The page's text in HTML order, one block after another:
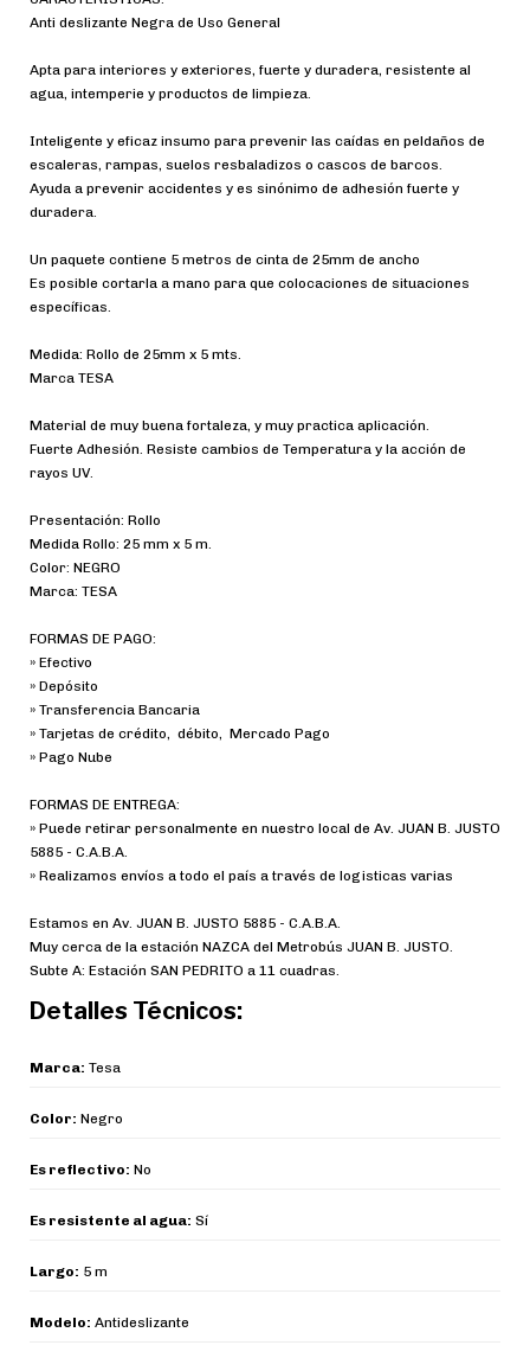
Anti deslizante Negra de Uso General
Apta para interiores y exteriores, fuerte y duradera, resistente al
agua, intemperie y productos de limpieza.
Inteligente y eficaz insumo para prevenir las caídas en peldaños de
escaleras, rampas, suelos resbaladizos o cascos de barcos.
Ayuda a prevenir accidentes y es sinónimo de adhesión fuerte y
duradera.
Un paquete contiene 5 metros de cinta de 25mm de ancho
Es posible cortarla a mano para que colocaciones de situaciones
específicas.
Medida: Rollo de 25mm x 5 mts.
Marca TESA
Material de muy buena fortaleza, y muy practica aplicación.
Fuerte Adhesión. Resiste cambios de Temperatura y la acción de
rayos UV.
Presentación: Rollo
Medida Rollo: 25 mm x 5 m.
Color: NEGRO
Marca: TESA
FORMAS DE PAGO:
» Efectivo
» Depósito
» Transferencia Bancaria
» Tarjetas de crédito, débito, Mercado Pago
» Pago Nube
FORMAS DE ENTREGA:
» Puede retirar personalmente en nuestro local de Av. JUAN B. JUSTO
5885 - C.A.B.A.
» Realizamos envíos a todo el país a través de logisticas varias
Estamos en Av. JUAN B. JUSTO 5885 - C.A.B.A.
Muy cerca de la estación NAZCA del Metrobús JUAN B. JUSTO.
Subte A: Estación SAN PEDRITO a 11 cuadras.
Detalles Técnicos:
Marca: Tesa
Color: Negro
Es reflectivo: No
Es resistente al agua: Sí
Largo: 5 m
Modelo: Antideslizante